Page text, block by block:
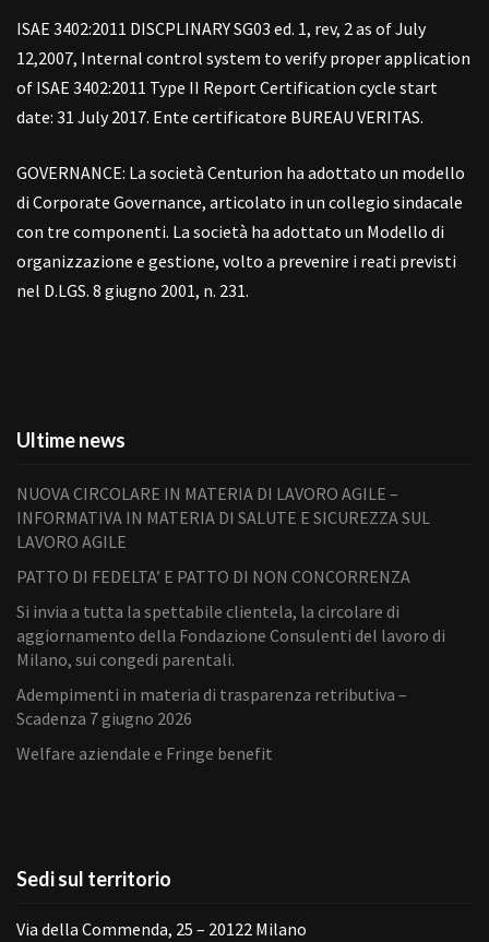
ISAE 3402:2011 DISCPLINARY SG03 ed. 1, rev, 2 as of July
12,2007, Internal control system to verify proper application
of ISAE 3402:2011 Type II Report Certification cycle start
date: 31 July 2017. Ente certificatore BUREAU VERITAS.
GOVERNANCE: La società Centurion ha adottato un modello
di Corporate Governance, articolato in un collegio sindacale
con tre componenti. La società ha adottato un Modello di
organizzazione e gestione, volto a prevenire i reati previsti
nel D.LGS. 8 giugno 2001, n. 231.
Ultime news
NUOVA CIRCOLARE IN MATERIA DI LAVORO AGILE –
INFORMATIVA IN MATERIA DI SALUTE E SICUREZZA SUL
LAVORO AGILE
PATTO DI FEDELTA’ E PATTO DI NON CONCORRENZA
Si invia a tutta la spettabile clientela, la circolare di
aggiornamento della Fondazione Consulenti del lavoro di
Milano, sui congedi parentali.
Adempimenti in materia di trasparenza retributiva –
Scadenza 7 giugno 2026
Welfare aziendale e Fringe benefit
Sedi sul territorio
Via della Commenda, 25 – 20122 Milano